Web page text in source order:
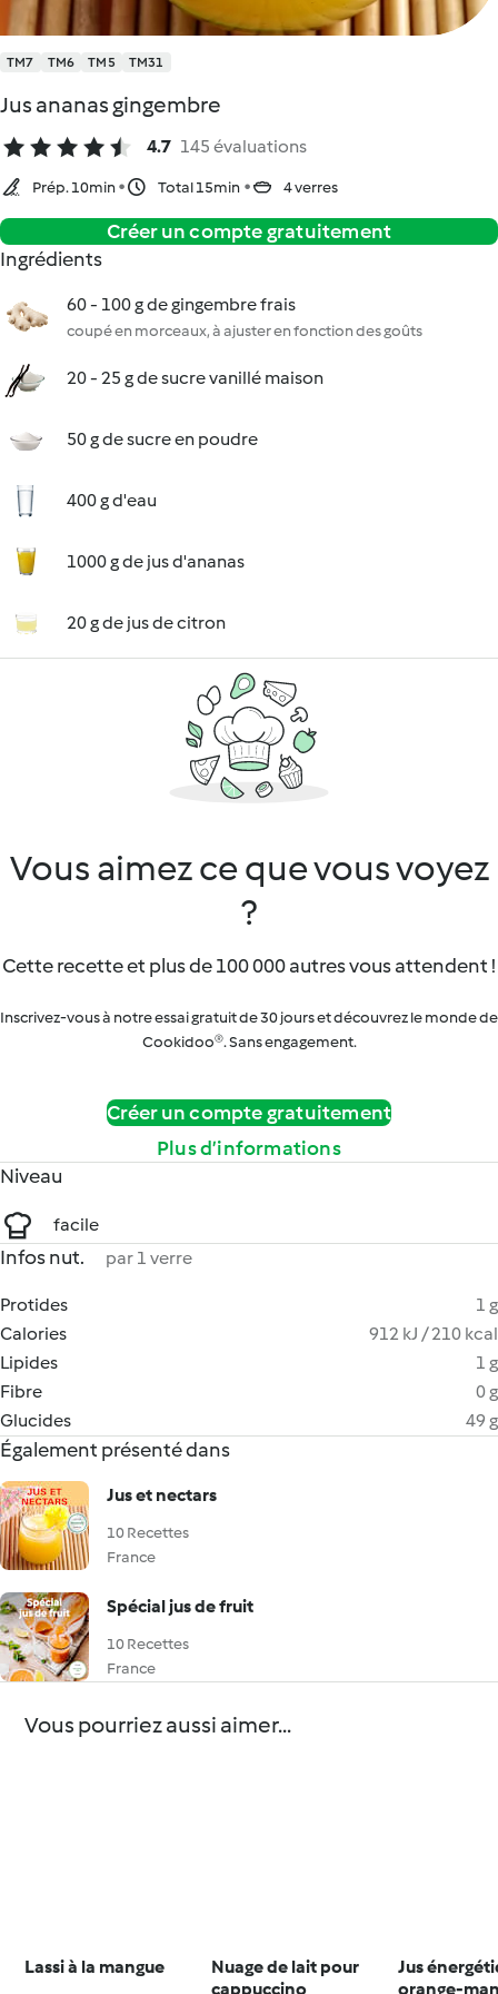
TM7 TM6 TM5 TM31
Jus ananas gingembre
4.7 145 évaluations
Prép. 10min Total 15min 4 verres
Créer un compte gratuitement
Ingrédients
60 - 100 g de gingembre frais
coupé en morceaux, à ajuster en fonction des goûts
20 - 25 g de sucre vanillé maison
50 g de sucre en poudre
400 g d'eau
1000 g de jus d'ananas
20 g de jus de citron
Vous aimez ce que vous voyez
?
Cette recette et plus de 100 000 autres vous attendent !
Inscrivez-vous à notre essai gratuit de 30 jours et découvrez le monde de
Cookidoo®. Sans engagement.
Créer un compte gratuitement
Plus d’informations
Niveau
facile
Infos nut. par 1 verre
Protides
1 g
Calories
912 kJ / 210 kcal
Lipides
1 g
Fibre
0 g
Glucides
49 g
Également présenté dans
Jus et nectars
10 Recettes
France
Spécial jus de fruit
10 Recettes
France
Vous pourriez aussi aimer...
Lassi à la mangue
Nuage de lait pour
cappuccino
Jus
orange-